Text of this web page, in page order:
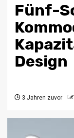
Fünf-
Design
3 Jahren zuvor